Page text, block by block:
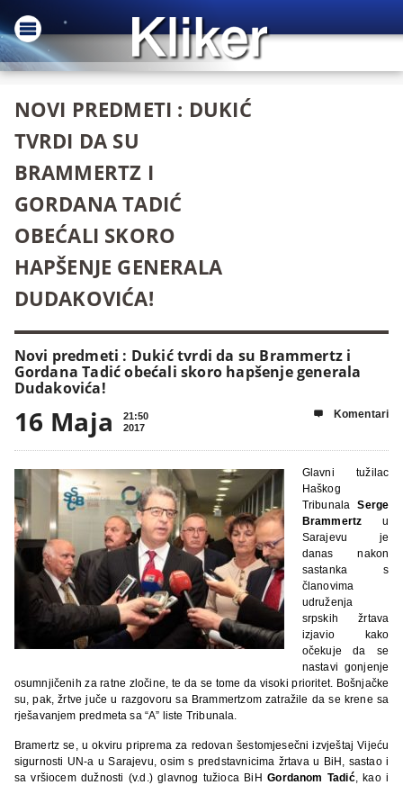
NOVI PREDMETI : DUKIĆ
TVRDI DA SU
BRAMMERTZ I
GORDANA TADIĆ
OBEĆALI SKORO
HAPŠENJE GENERALA
DUDAKOVIĆA!
Novi predmeti : Dukić tvrdi da su Brammertz i
Gordana Tadić obećali skoro hapšenje generala
Dudakovića!
16 Maja
21:50
2017
 Komentari
Glavni tužilac
Haškog
Tribunala Serge
Brammertzu
Sarajevu je
danas nakon
sastanka s
članovima
udruženja
srpskih žrtava
izjavio kako
očekuje da se
nastavi gonjenje
osumnjičenih za ratne zločine, te da se tome da visoki prioritet. Bošnjačke
su, pak, žrtve juče u razgovoru sa Brammertzom zatražile da se krene sa
rješavanjem predmeta sa “A” liste Tribunala.
Bramertz se, u okviru priprema za redovan šestomjesečni izvještaj Vijeću
sigurnosti UN-a u Sarajevu, osim s predstavnicima žrtava u BiH, sastao i
sa vršiocem dužnosti (v.d.) glavnog tužioca BiHGordanom Tadić, kao i